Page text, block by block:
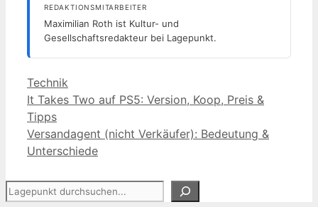
REDAKTIONSMITARBEITER
Maximilian Roth ist Kultur- und
Gesellschaftsredakteur bei Lagepunkt.
Kategorien
Technik
It Takes Two auf PS5: Version, Koop, Preis &
Tipps
Versandagent (nicht Verkäufer): Bedeutung &
Unterschiede
Suchen